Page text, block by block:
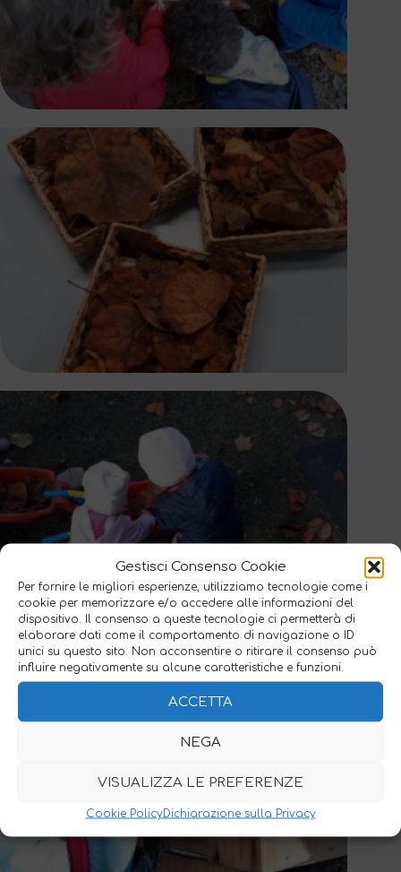
Gestisci Consenso Cookie
Per fornire le migliori esperienze, utilizziamo tecnologie come i
cookie per memorizzare e/o accedere alle informazioni del
dispositivo. Il consenso a queste tecnologie ci permetterà di
elaborare dati come il comportamento di navigazione o ID
unici su questo sito. Non acconsentire o ritirare il consenso può
influire negativamente su alcune caratteristiche e funzioni.
ACCETTA
NEGA
VISUALIZZA LE PREFERENZE
Cookie PolicyDichiarazione sulla Privacy